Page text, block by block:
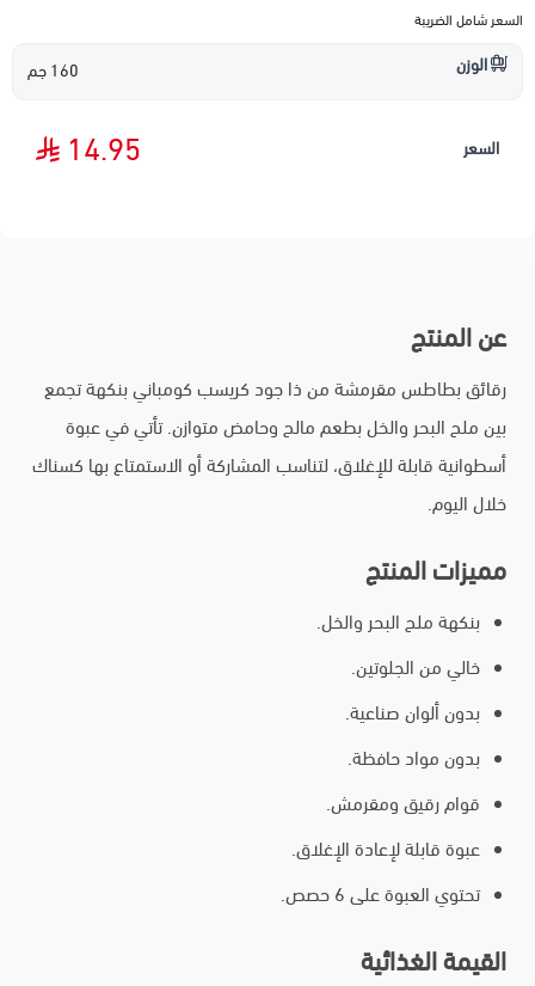
السعر شامل الضريبة
الوزن 160 جم
السعر 14.95
عن المنتج
رقائق بطاطس مقرمشة من ذا جود كريسب كومباني بنكهة تجمع
بين ملح البحر والخل بطعم مالح وحامض متوازن. تأتي في عبوة
أسطوانية قابلة للإغلاق، لتناسب المشاركة أو الاستمتاع بها كسناك
خلال اليوم.
مميزات المنتج
بنكهة ملح البحر والخل.
خالي من الجلوتين.
بدون ألوان صناعية.
بدون مواد حافظة.
قوام رقيق ومقرمش.
عبوة قابلة لإعادة الإغلاق.
تحتوي العبوة على 6 حصص.
القيمة الغذائية